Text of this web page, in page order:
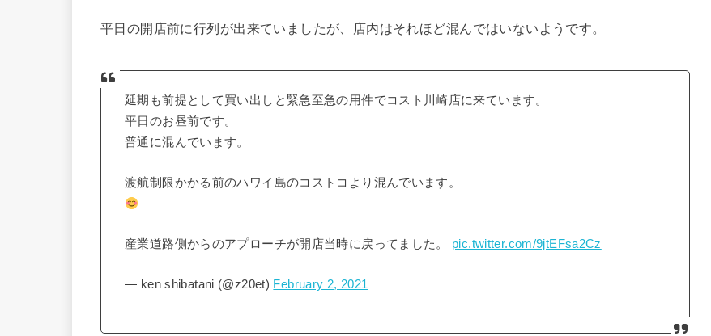
平日の開店前に行列が出来ていましたが、店内はそれほど混んではいないようです。
延期も前提として買い出しと緊急至急の用件でコスト川崎店に来ています。
平日のお昼前です。
普通に混んでいます。
渡航制限かかる前のハワイ島のコストコより混んでいます。
産業道路側からのアプローチが開店当時に戻ってました。 pic.twitter.com/9jtEFsa2Cz
— ken shibatani (@z20et) February 2, 2021